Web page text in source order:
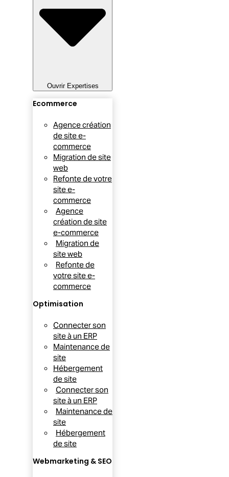
Ouvrir Expertises
Ecommerce
Agence création
de site e-
commerce
Migration de site
web
Refonte de votre
site e-
commerce
Agence
création de site
e-commerce
Migration de
site web
Refonte de
votre site e-
commerce
Optimisation
Connecter son
site à un ERP
Maintenance de
site
Hébergement
de site
Connecter son
site à un ERP
Maintenance de
site
Hébergement
de site
Webmarketing & SEO